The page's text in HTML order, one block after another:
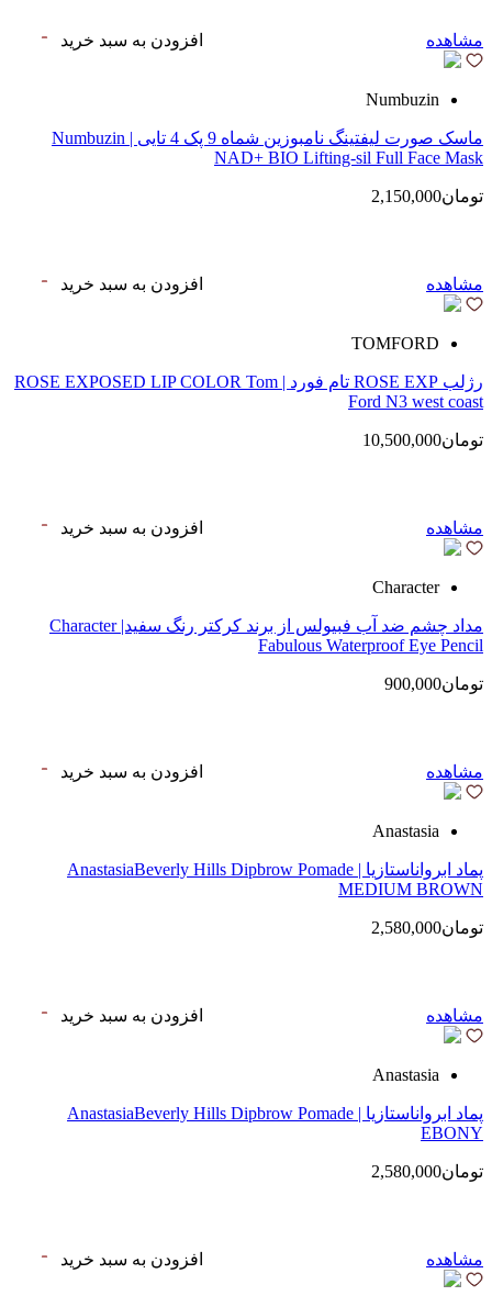
مشاهده افزودن به سبد خرید
Numbuzin
ماسک صورت لیفتینگ نامبوزین شماه 9 پک 4 تایی | Numbuzin
NAD+ BIO Lifting-sil Full Face Mask
تومان2,150,000
مشاهده افزودن به سبد خرید
TOMFORD
رژلب ROSE EXP تام فورد | ROSE EXPOSED LIP COLOR Tom
Ford N3 west coast
تومان10,500,000
مشاهده افزودن به سبد خرید
Character
مداد چشم ضد آب فبیولس از برند کرکتر رنگ سفید| Character
Fabulous Waterproof Eye Pencil
تومان900,000
مشاهده افزودن به سبد خرید
Anastasia
پماد ابرواناستازیا | AnastasiaBeverly Hills Dipbrow Pomade
MEDIUM BROWN
تومان2,580,000
مشاهده افزودن به سبد خرید
Anastasia
پماد ابرواناستازیا | AnastasiaBeverly Hills Dipbrow Pomade
EBONY
تومان2,580,000
مشاهده افزودن به سبد خرید